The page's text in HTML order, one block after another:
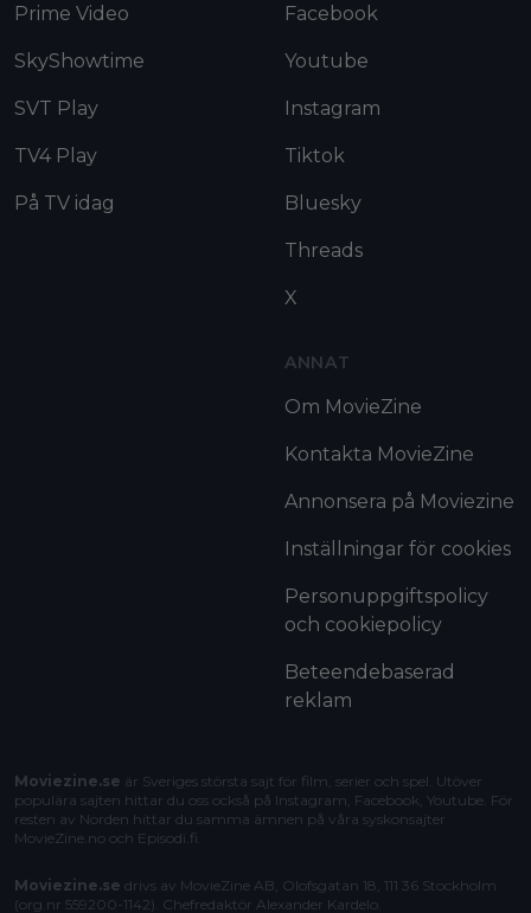
Prime Video
SkyShowtime
SVT Play
TV4 Play
På TV idag
Facebook
Youtube
Instagram
Tiktok
Bluesky
Threads
X
ANNAT
Om MovieZine
Kontakta MovieZine
Annonsera på Moviezine
Inställningar för cookies
Personuppgiftspolicy
och cookiepolicy
Beteendebaserad
reklam
Moviezine.se är Sveriges största sajt för film, serier och spel. Utöver
populära sajten hittar du oss också på Instagram, Facebook, Youtube. För
resten av Norden hittar du samma ämnen på våra syskonsajter
MovieZine.no och Episodi.fi
Moviezine.se drivs av MovieZine AB, Olofsgatan 18, 111 36 Stockholm
(org.nr 559200-1142). Chefredaktör Alexander Kardelo